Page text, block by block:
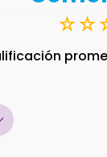
☆☆